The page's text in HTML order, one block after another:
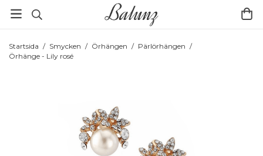
Startsida / Smycken / Örhängen / Pärlörhängen /
Örhänge - Lily rosé